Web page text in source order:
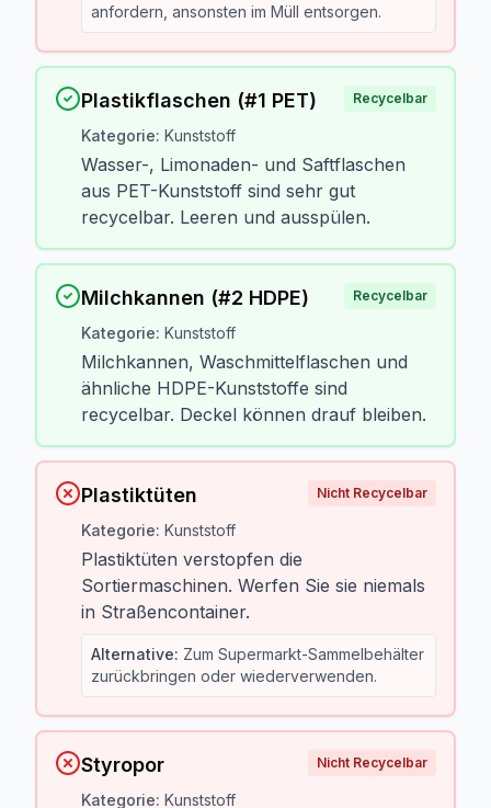
anfordern, ansonsten im Müll entsorgen.
Plastikflaschen (#1 PET) Recycelbar
Kategorie: Kunststoff
Wasser-, Limonaden- und Saftflaschen
aus PET-Kunststoff sind sehr gut
recycelbar. Leeren und ausspülen.
Milchkannen (#2 HDPE) Recycelbar
Kategorie: Kunststoff
Milchkannen, Waschmittelflaschen und
ähnliche HDPE-Kunststoffe sind
recycelbar. Deckel können drauf bleiben.
Plastiktüten Nicht Recycelbar
Kategorie: Kunststoff
Plastiktüten verstopfen die
Sortiermaschinen. Werfen Sie sie niemals
in Straßencontainer.
Alternative: Zum Supermarkt-Sammelbehälter
zurückbringen oder wiederverwenden.
Styropor Nicht Recycelbar
Kategorie: Kunststoff